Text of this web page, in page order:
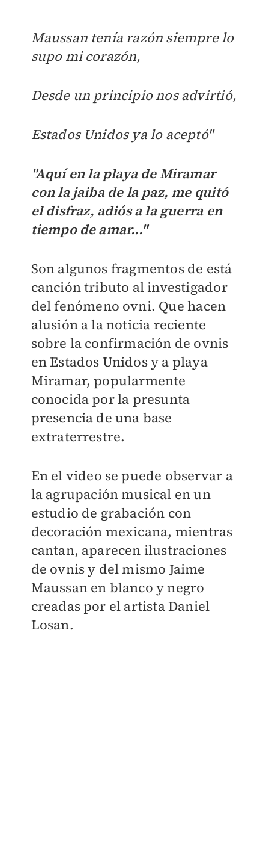
Maussan tenía razón siempre lo
supo mi corazón,
Desde un principio nos advirtió,
Estados Unidos ya lo aceptó"
"Aquí en la playa de Miramar
con la jaiba de la paz, me quitó
el disfraz, adiós a la guerra en
tiempo de amar..."
Son algunos fragmentos de está
canción tributo al investigador
del fenómeno ovni. Que hacen
alusión a la noticia reciente
sobre la confirmación de ovnis
en Estados Unidos y a playa
Miramar, popularmente
conocida por la presunta
presencia de una base
extraterrestre.
En el video se puede observar a
la agrupación musical en un
estudio de grabación con
decoración mexicana, mientras
cantan, aparecen ilustraciones
de ovnis y del mismo Jaime
Maussan en blanco y negro
creadas por el artista Daniel
Losan.